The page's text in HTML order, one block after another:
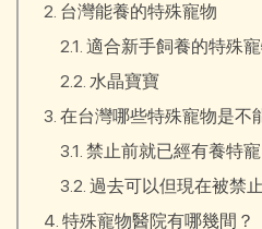
台灣能養的特殊寵物
適合新手飼養的特殊
水晶寶寶
在台灣哪些特殊寵物是不
禁止前就已經有養特
過去可以但現在被禁
特殊寵物醫院有哪幾間？